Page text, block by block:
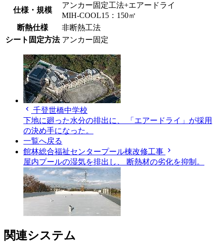
仕様・規模
アンカー固定工法+エアードライ
MIH-COOL15：150㎡
断熱仕様
非断熱工法
シート固定方法 アンカー固定
chevron_left 千登世橋中学校
下地に廻った水分の排出に、 「エアードライ」が採用
の決め手になった。
一覧へ戻る
館林総合福祉センタープール棟改修工事 chevron_right
屋内プールの湿気を排出し、 断熱材の劣化を抑制。
関連システム